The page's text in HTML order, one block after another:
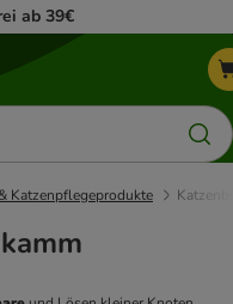
ab 39€
Katzenpflegeprodukte